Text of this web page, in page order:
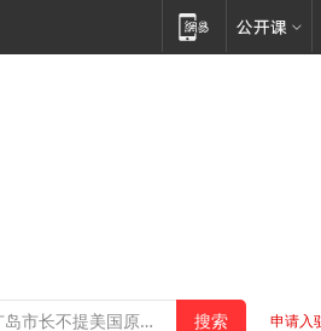
申请入